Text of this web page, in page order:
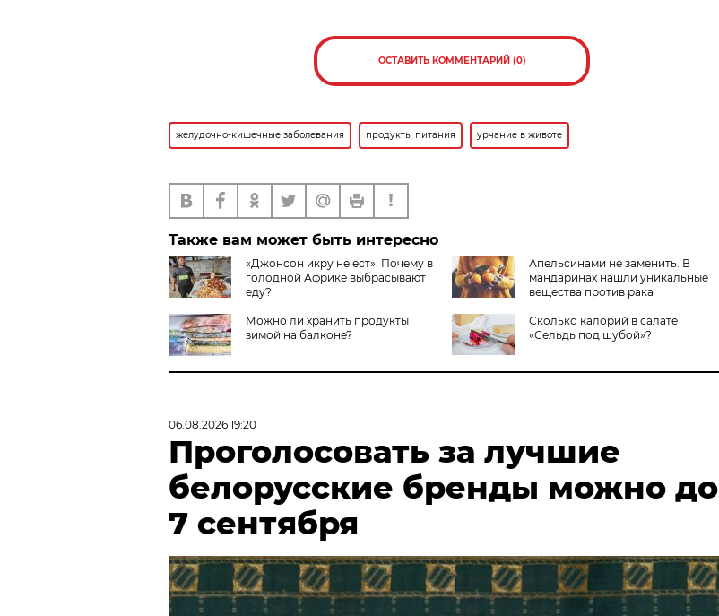
ОСТАВИТЬ КОММЕНТАРИЙ (0)
желудочно-кишечные заболевания продукты питания урчание в животе
Также вам может быть интересно
«Джонсон икру не ест». Почему в
голодной Африке выбрасывают
еду?
Апельсинами не заменить. В
мандаринах нашли уникальные
вещества против рака
Можно ли хранить продукты
зимой на балконе?
Сколько калорий в салате
«Сельдь под шубой»?
06.08.2026 19:20
Проголосовать за лучшие
белорусские бренды можно до
7 сентября